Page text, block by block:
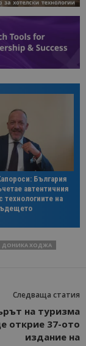
България
автентичния
технологиите на
ДОНИКА ХОДЖА
Следваща статия
на туризма
открие 37-ото
издание на